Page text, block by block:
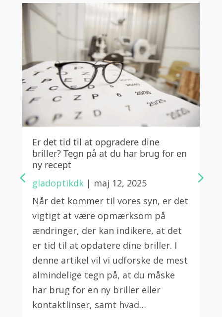
Er det tid til at opgradere dine
briller? Tegn på at du har brug for en
ny recept
gladoptikdk | maj 12, 2025
Når det kommer til vores syn, er det
vigtigt at være opmærksom på
ændringer, der kan indikere, at det
er tid til at opdatere dine briller. I
denne artikel vil vi udforske de mest
almindelige tegn på, at du måske
har brug for en ny briller eller
kontaktlinser, samt hvad…